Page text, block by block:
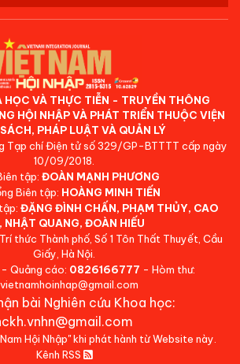
HỌC VÀ THỰC TIỄN - TRUYỀN THÔNG
HỘI NHẬP VÀ PHÁT TRIỂN THUỘC VIỆN
PHÁP LUẬT VÀ QUẢN LÝ
Tạp chí Điện tử số 329/GP-BTTTT cấp ngày
10/09/2018.
tập: ĐOÀN MẠNH PHƯƠNG
Biên tập: HOÀNG MINH TIẾN
ĐẶNG ĐÌNH CHẤN, PHẠM THỦY, CAO
NHẬT QUANG, ĐOÀN HIẾU
thức Thành phố, Số 1 Tôn Thất Thuyết, Cầu
Giấy, Hà Nội.
Quảng cáo: 0826166777 - Hòm thư:
bài Nghiên cứu Khoa học:
Hội Nhập" khi phát hành từ Website này.
Kênh RSS